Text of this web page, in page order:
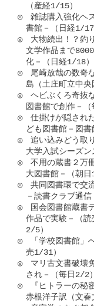
（産経1/15）
◎　雑誌購入強化ヘ
書館－（日経1/17
◎　大物続出！？釣
文学作品まで
化－（日経1/18）
◎　尾崎放哉の数奇
島（土庄町立中央
◎　ヘビぶくろ奇抜
図書館で創作－（
◎　仕掛けが隠され
ども図書館－図書
◎　追い込みどう取
大学入試シーズン
◎　不用の蔵書２万
大図書館－（朝日
◎　共同図書環で交
－読書クラブ通信
◎　国会図書館蔵書
作品で実験－（
2/5）
◎　「学校図書館」
売1/31）
◎　マリ古文書破壊
され－（毎日2/2）
◎　『ヒトラーの秘
赤根洋子訳（文春